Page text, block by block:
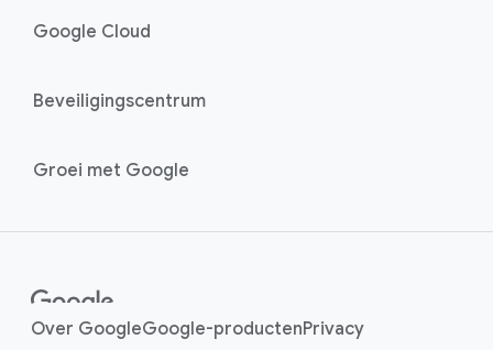
Google Cloud
Beveiligingscentrum
Groei met Google
Over GoogleGoogle-productenPrivacy